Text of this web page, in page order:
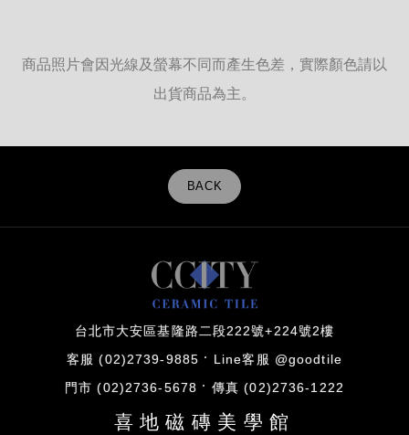
商品照片會因光線及螢幕不同而產生色差，實際顏色請以
出貨商品為主。
BACK
台北市大安區基隆路二段222號+224號2樓
客服 (02)2739-9885 Line客服 @goodtile
門市 (02)2736-5678 傳真 (02)2736-1222
喜地磁磚美學館